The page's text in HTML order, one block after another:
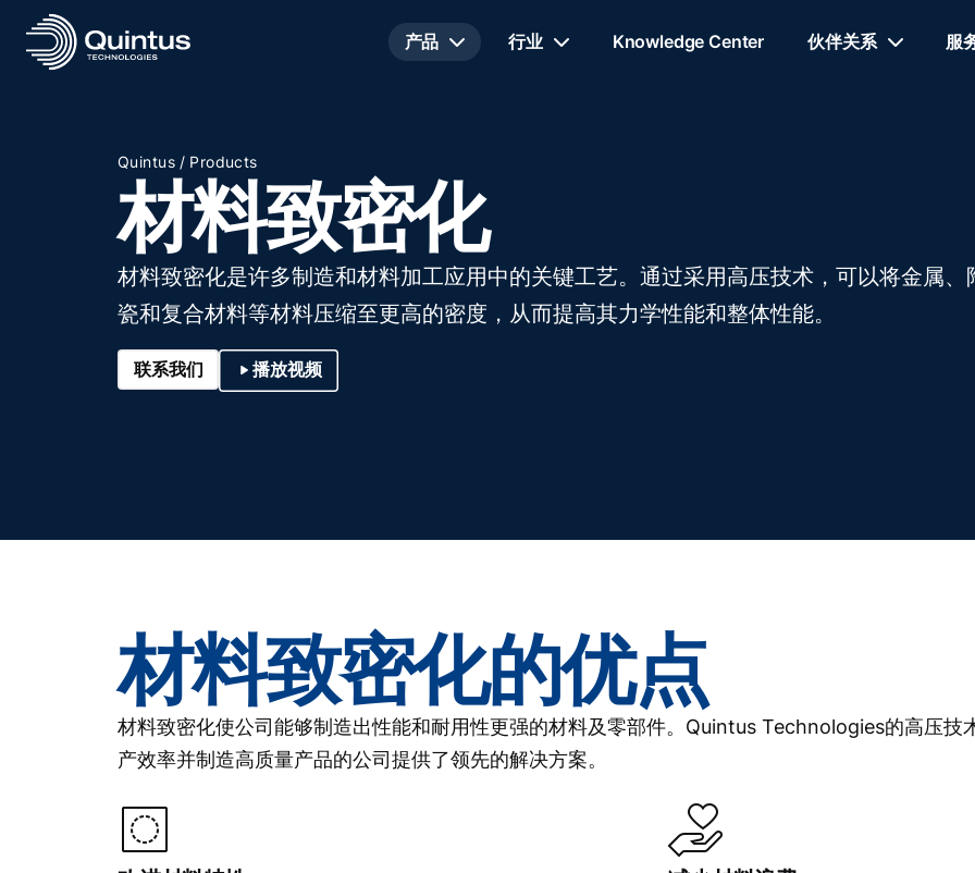
产品 行业 Knowledge Center 伙伴关系 服
Quintus / Products
材料致密化
材料致密化是许多制造和材料加工应用中的关键工艺。通过采用高压技术，可以将金属、
瓷和复合材料等材料压缩至更高的密度，从而提高其力学性能和整体性能。
联系我们 播放视频
材料致密化的优点
材料致密化使公司能够制造出性能和耐用性更强的材料及零部件。Quintus Technologies的高压技
产效率并制造高质量产品的公司提供了领先的解决方案。